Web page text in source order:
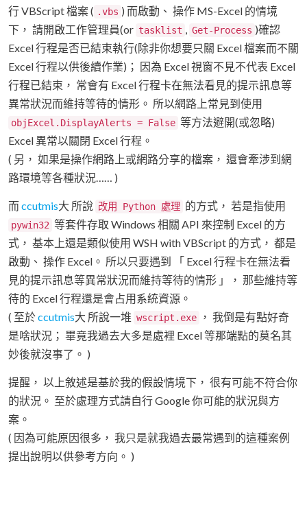
行 VBScript 檔案 ( .vbs ) 而啟動、 操作 MS-Excel 的情境
下， 請開啟工作管理員(or tasklist , Get-Process )確認
Excel 行程是否已結束執行(除非你想要只關 Excel 檔案而不關
Excel 行程以供後續作業)； 因為 Excel 視窗不見不代表 Excel
行程已結束， 常會有 Excel 行程卡在無法看見的提示訊息等
異常狀況而維持等待的情形。 所以網路上常見到使用
objExcel.DisplayAlerts = False 等方法避開(或忽略)
Excel 異常以關閉 Excel 行程。
( 另， 如果是操作網路上或網路分享的檔案， 還會牽涉到網
路環境等各種狀況…… )
而ccutmis大 所說 改用 Python 處理 的方式， 若是指使用
pywin32 等套件存取 Windows 相關 API 來控制 Excel 的方
式， 基本上還是類似使用 WSH with VBScript 的方式， 都是
啟動、 操作 Excel。 所以只要遇到 「 Excel 行程卡在無法看
見的提示訊息等異常狀況而維持等待的情形 」， 那些維持等
待的 Excel 行程還是會占用系統資源。
( 至於ccutmis大 所說一堆 wscript.exe
， 我倒是有點好奇
是啥狀況； 畢竟我過去大多是處裡 Excel 等那端點的莫名其
妙後就沒事了。 )
提醒， 以上敘述是基於我的假設情境下， 很有可能不符合你
的狀況。 至於處理方式請自行 Google 你可能的狀況與方
案。
( 因為可能原因很多， 我只是就我過去最常遇到的這種案例
提出說明以供參考方向。 )